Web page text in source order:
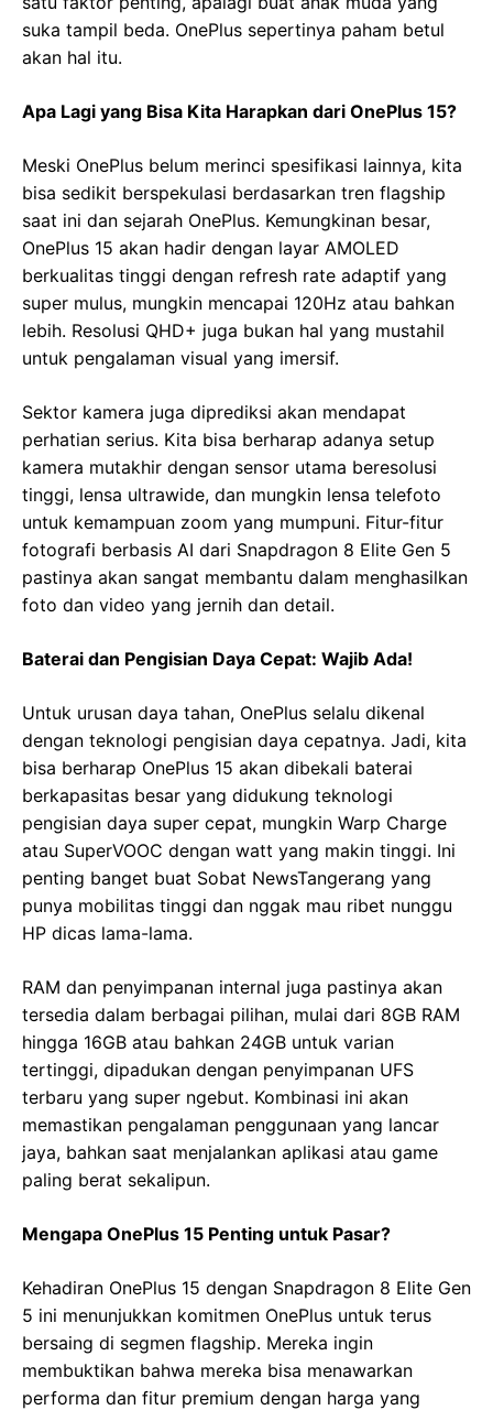
suka tampil beda. OnePlus sepertinya paham betul
akan hal itu.
Apa Lagi yang Bisa Kita Harapkan dari OnePlus 15?
Meski OnePlus belum merinci spesifikasi lainnya, kita
bisa sedikit berspekulasi berdasarkan tren flagship
saat ini dan sejarah OnePlus. Kemungkinan besar,
OnePlus 15 akan hadir dengan layar AMOLED
berkualitas tinggi dengan refresh rate adaptif yang
super mulus, mungkin mencapai 120Hz atau bahkan
lebih. Resolusi QHD+ juga bukan hal yang mustahil
untuk pengalaman visual yang imersif.
Sektor kamera juga diprediksi akan mendapat
perhatian serius. Kita bisa berharap adanya setup
kamera mutakhir dengan sensor utama beresolusi
tinggi, lensa ultrawide, dan mungkin lensa telefoto
untuk kemampuan zoom yang mumpuni. Fitur-fitur
fotografi berbasis AI dari Snapdragon 8 Elite Gen 5
pastinya akan sangat membantu dalam menghasilkan
foto dan video yang jernih dan detail.
Baterai dan Pengisian Daya Cepat: Wajib Ada!
Untuk urusan daya tahan, OnePlus selalu dikenal
dengan teknologi pengisian daya cepatnya. Jadi, kita
bisa berharap OnePlus 15 akan dibekali baterai
berkapasitas besar yang didukung teknologi
pengisian daya super cepat, mungkin Warp Charge
atau SuperVOOC dengan watt yang makin tinggi. Ini
penting banget buat Sobat NewsTangerang yang
punya mobilitas tinggi dan nggak mau ribet nunggu
HP dicas lama-lama.
RAM dan penyimpanan internal juga pastinya akan
tersedia dalam berbagai pilihan, mulai dari 8GB RAM
hingga 16GB atau bahkan 24GB untuk varian
tertinggi, dipadukan dengan penyimpanan UFS
terbaru yang super ngebut. Kombinasi ini akan
memastikan pengalaman penggunaan yang lancar
jaya, bahkan saat menjalankan aplikasi atau game
paling berat sekalipun.
Mengapa OnePlus 15 Penting untuk Pasar?
Kehadiran OnePlus 15 dengan Snapdragon 8 Elite Gen
5 ini menunjukkan komitmen OnePlus untuk terus
bersaing di segmen flagship. Mereka ingin
membuktikan bahwa mereka bisa menawarkan
performa dan fitur premium dengan harga yang